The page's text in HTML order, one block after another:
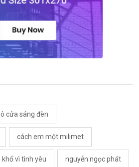
cửa sáng đèn
cách em một milimet
khổ vì tình yêu nguyễn ngọc phát